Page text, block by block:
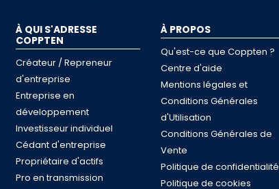
À QUI S'ADRESSE
COPPTEN
Créateur / Repreneur
d'entreprise
Entreprise en
développement
Investisseur individuel
Cédant d'entreprise
Propriétaire d'actifs
Pro en transmission
À PROPOS
Qu'est-ce que Coppten ?
Centre d'aide
Mentions légales et
Conditions Générales
d'Utilisation
Conditions Générales de
Vente
Politique de confidentialité
Politique de cookies